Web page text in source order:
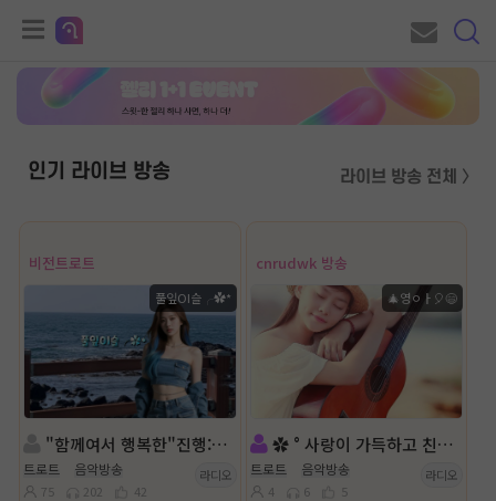
인기 라이브 방송 라이브 방송 전체 〉
비전트로트
풀잎ΟΙ슬╭✿*
"함께여서 행복한"진행: 풀잎ΟΙ슬╭✿*◈담: love지수🌠
트로트 음악방송
75 202 42
라디오
cnrudwk 방송
🎄영ㅇㅏ🎈😄
✿ ° 사랑이 가득하고 친구 같은 편안한 공간 °✿
트로트 음악방송
4 6 5
라디오